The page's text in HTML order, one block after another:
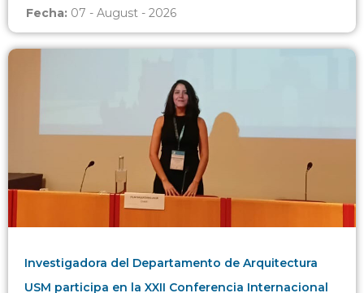
Fecha: 07 - August - 2026
Investigadora del Departamento de Arquitectura
USM participa en la XXII Conferencia Internacional